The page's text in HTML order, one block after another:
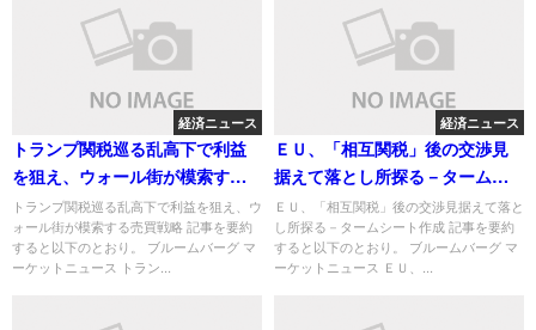
経済ニュース
トランプ関税巡る乱高下で利益
を狙え、ウォール街が模索する
売買戦略
トランプ関税巡る乱高下で利益を狙え、ウ
ォール街が模索する売買戦略 記事を要約
すると以下のとおり。 ブルームバーグ マ
ーケットニュース トラン...
経済ニュース
ＥＵ、「相互関税」後の交渉見
据えて落とし所探る－タームシ
ート作成
ＥＵ、「相互関税」後の交渉見据えて落と
し所探る－タームシート作成 記事を要約
すると以下のとおり。 ブルームバーグ マ
ーケットニュース ＥＵ、...